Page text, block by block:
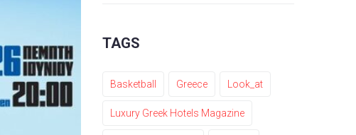
TAGS
Basketball Greece Look_at
Luxury Greek Hotels Magazine